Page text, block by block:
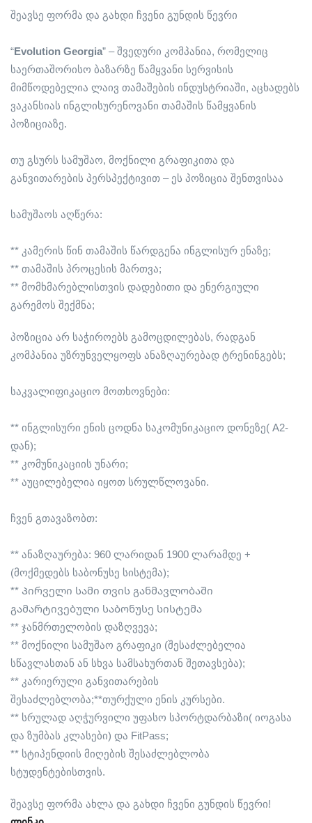
შეავსე ფორმა და გახდი ჩვენი გუნდის წევრი
“Evolution Georgia” – შვედური კომპანია, რომელიც
საერთაშორისო ბაზარზე წამყვანი სერვისის
მიმწოდებელია ლაივ თამაშების ინდუსტრიაში, აცხადებს
ვაკანსიას ინგლისურენოვანი თამაშის წამყვანის
პოზიციაზე.
თუ გსურს სამუშაო, მოქნილი გრაფიკითა და
განვითარების პერსპექტივით – ეს პოზიცია შენთვისაა
სამუშაოს აღწერა:
** კამერის წინ თამაშის წარდგენა ინგლისურ ენაზე;
** თამაშის პროცესის მართვა;
** მომხმარებლისთვის დადებითი და ენერგიული
გარემოს შექმნა;
პოზიცია არ საჭიროებს გამოცდილებას, რადგან
კომპანია უზრუნველყოფს ანაზღაურებად ტრენინგებს;
საკვალიფიკაციო მოთხოვნები:
** ინგლისური ენის ცოდნა საკომუნიკაციო დონეზე( A2-
დან);
** კომუნიკაციის უნარი;
** აუცილებელია იყოთ სრულწლოვანი.
ჩვენ გთავაზობთ:
** ანაზღაურება: 960 ლარიდან 1900 ლარამდე +
(მოქმედებს საბონუსე სისტემა);
** Პირველი სამი თვის განმავლობაში
გამარტივებული საბონუსე სისტემა
** ჯანმრთელობის დაზღვევა;
** მოქნილი სამუშაო გრაფიკი (შესაძლებელია
სწავლასთან ან სხვა სამსახურთან შეთავსება);
** კარიერული განვითარების
შესაძლებლობა;**თურქული ენის კურსები.
** სრულად აღჭურვილი უფასო სპორტდარბაზი( იოგასა
და ზუმბას კლასები) და FitPass;
** სტიპენდიის მიღების შესაძლებლობა
სტუდენტებისთვის.
შეავსე ფორმა ახლა და გახდი ჩვენი გუნდის წევრი!